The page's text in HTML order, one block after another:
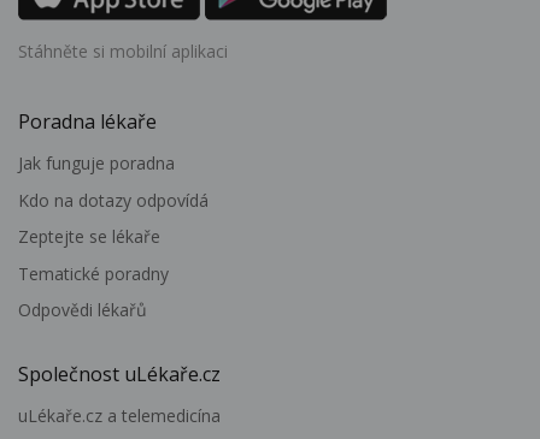
Stáhněte si mobilní aplikaci
Poradna lékaře
Jak funguje poradna
Kdo na dotazy odpovídá
Zeptejte se lékaře
Tematické poradny
Odpovědi lékařů
Společnost uLékaře.cz
uLékaře.cz a telemedicína